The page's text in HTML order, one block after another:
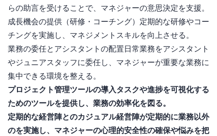
らの助言を受けることで、マネジャーの意思決定を支援。
成長機会の提供（研修・コーチング）: 定期的な研修やコー
チングを実施し、マネジメントスキルを向上させる。
業務の委任とアシスタントの配置: 日常業務をアシスタント
やジュニアスタッフに委任し、マネジャーが重要な業務に
集中できる環境を整える。
プロジェクト管理ツールの導入: タスクや進捗を可視化する
ためのツールを提供し、業務の効率化を図る。
定期的な経営陣とのカジュアル1on1: 経営陣が定期的に業務以外
の1on1を実施し、マネジャーの心理的安全性の確保や悩みを把